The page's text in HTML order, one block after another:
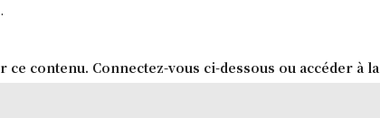
contenu. Connectez-vous ci-dessous ou accéder à la